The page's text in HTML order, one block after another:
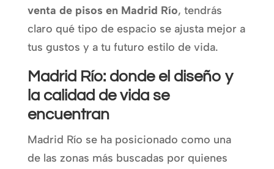
venta de pisos en Madrid Río, tendrás
claro qué tipo de espacio se ajusta mejor a
tus gustos y a tu futuro estilo de vida.
Madrid Río: donde el diseño y
la calidad de vida se
encuentran
Madrid Río se ha posicionado como una
de las zonas más buscadas por quienes